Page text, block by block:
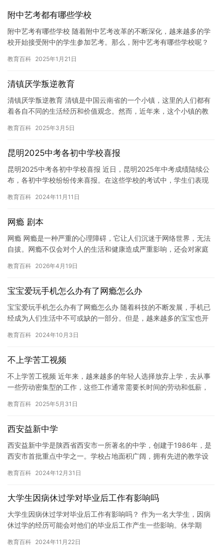
附中艺考都有哪些学校
附中艺考有哪些学校 随着附中艺考改革的不断深化，越来越多的学
校开始接受附中的学生参加艺考。那么，附中艺考有哪些学校呢？
教育百科 2025年1月21日
清镇厌学叛逆教育
清镇厌学叛逆教育 清镇是中国云南省的一个小镇，这里的人们都有
着各自不同的生活经历和价值观念。然而，近年来，这个小镇的教
象…
教育百科 2025年3月5日
昆明2025中考各初中学校喜报
昆明2025中考各初中学校喜报 近日，昆明2025年中考成绩陆续公
布，各初中学校纷纷传来喜报。在这些学校的考试中，学生们表现
教育百科 2024年11月11日
网瘾 剧本
网瘾 网瘾是一种严重的心理障碍，它让人们沉迷于网络世界，无法
自拔。网瘾不仅会对个人的生活和健康造成严重影响，还会对家庭
境，…
教育百科 2026年4月19日
宝宝爱玩手机怎么办有了网瘾怎么办
宝宝爱玩手机怎么办有了网瘾怎么办 随着科技的不断发展，手机已
经成为人们生活中不可或缺的一部分。但是，越来越多的宝宝也开
有了…
教育百科 2024年10月3日
不上学苦工视频
不上学苦工视频 近年来，越来越多的年轻人选择放弃上学，去从事
一些劳动密集型的工作，这些工作通常需要长时间的劳动和低薪，
存在…
教育百科 2025年5月31日
西安益新中学
西安益新中学是陕西省西安市一所著名的中学，创建于1986年，是
西安市首批重点中学之一。学校占地面积广阔，拥有先进的教学设
学…
教育百科 2024年12月31日
大学生因病休过学对毕业后工作有影响吗
大学生因病休过学对毕业后工作有影响吗？ 作为一名大学生，因病
休过学的经历可能会对他们的毕业后工作产生一些影响。休学期
能会导…
教育百科 2024年11月22日